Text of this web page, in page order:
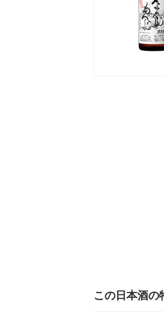
この日本酒の